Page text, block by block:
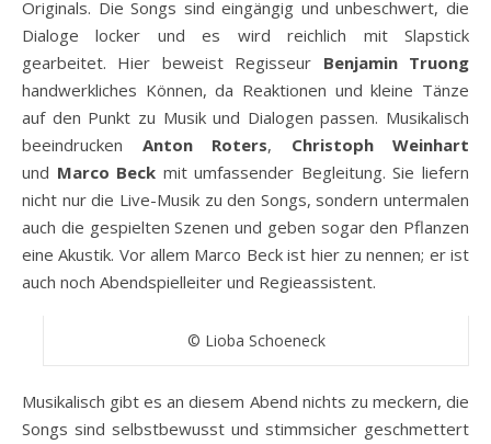
Originals. Die Songs sind eingängig und unbeschwert, die
Dialoge locker und es wird reichlich mit Slapstick
gearbeitet. Hier beweist Regisseur Benjamin Truong
handwerkliches Können, da Reaktionen und kleine Tänze
auf den Punkt zu Musik und Dialogen passen. Musikalisch
beeindrucken Anton Roters, Christoph Weinhart
und Marco Beck mit umfassender Begleitung. Sie liefern
nicht nur die Live-Musik zu den Songs, sondern untermalen
auch die gespielten Szenen und geben sogar den Pflanzen
eine Akustik. Vor allem Marco Beck ist hier zu nennen; er ist
auch noch Abendspielleiter und Regieassistent.
© Lioba Schoeneck
Musikalisch gibt es an diesem Abend nichts zu meckern, die
Songs sind selbstbewusst und stimmsicher geschmettert